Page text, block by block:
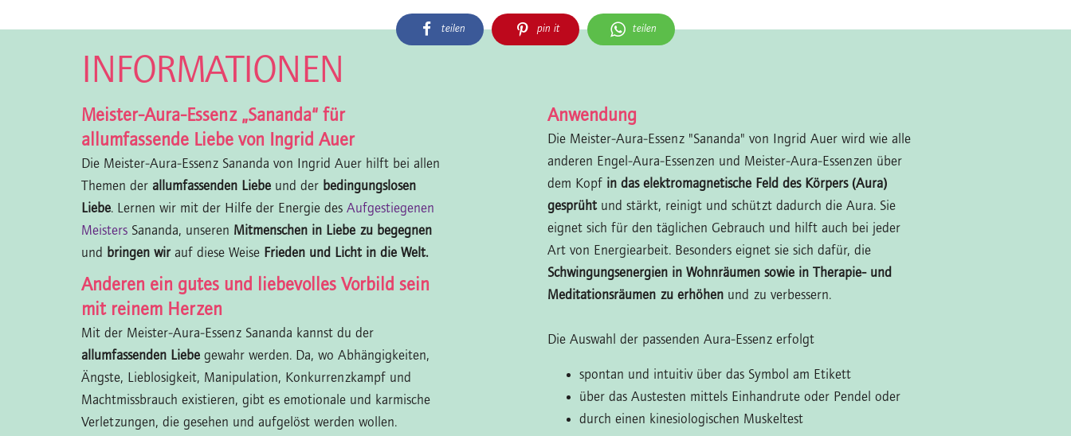
teilen pin it teilen
INFORMATIONEN
Meister-Aura-Essenz „Sananda“ für
allumfassende Liebe von Ingrid Auer
Die Meister-Aura-Essenz Sananda von Ingrid Auer hilft bei allen
Themen der allumfassenden Liebe und der bedingungslosen
Liebe. Lernen wir mit der Hilfe der Energie des Aufgestiegenen
Meisters Sananda, unseren Mitmenschen in Liebe zu begegnen
und bringen wirauf diese Weise Frieden und Licht in die Welt.
Anderen ein gutes und liebevolles Vorbild sein
mit reinem Herzen
Mit der Meister-Aura-Essenz Sananda kannst du der
allumfassenden Liebe gewahr werden. Da, wo Abhängigkeiten,
Ängste, Lieblosigkeit, Manipulation, Konkurrenzkampf und
Machtmissbrauch existieren, gibt es emotionale und karmische
Verletzungen, die gesehen und aufgelöst werden wollen.
Anwendung
Die Meister-Aura-Essenz "Sananda" von Ingrid Auer wird wie alle
anderen Engel-Aura-Essenzen und Meister-Aura-Essenzen über
dem Kopf in das elektromagnetische Feld des Körpers (Aura)
gesprüht und stärkt, reinigt und schützt dadurch die Aura. Sie
eignet sich für den täglichen Gebrauch und hilft auch bei jeder
Art von Energiearbeit. Besonders eignet sie sich dafür, die
Schwingungsenergien in Wohnräumen sowie in Therapie- und
Meditationsräumen zu erhöhen und zu verbessern.
Die Auswahl der passenden Aura-Essenz erfolgt
spontan und intuitiv über das Symbol am Etikett
über das Austesten mittels Einhandrute oder Pendel oder
durch einen kinesiologischen Muskeltest